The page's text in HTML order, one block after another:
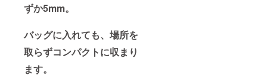
ずか5mm。
バッグに入れても、場所を
取らずコンパクトに収まり
ます。